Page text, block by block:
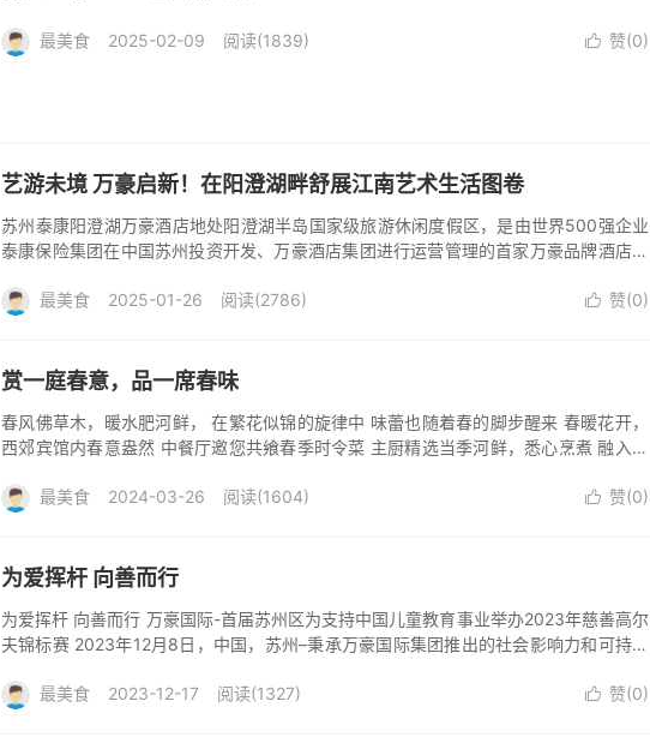
 赞(0)
最美食 2025-02-09 阅读(1839)
艺游未境 万豪启新！在阳澄湖畔舒展江南艺术生活图卷
苏州泰康阳澄湖万豪酒店地处阳澄湖半岛国家级旅游休闲度假区，是由世界500强企业
泰康保险集团在中国苏州投资开发、万豪酒店集团进行运营管理的首家万豪品牌酒店，
是一处...
 赞(0)
最美食 2025-01-26 阅读(2786)
赏一庭春意，品一席春味
春风佛草木，暖水肥河鲜， 在繁花似锦的旋律中 味蕾也随着春的脚步醒来 春暖花开，
西郊宾馆内春意盎然 中餐厅邀您共飨春季时令菜 主厨精选当季河鲜，悉心烹煮 融入春
 赞(0)
最美食 2024-03-26 阅读(1604)
为爱挥杆 向善而行
为爱挥杆 向善而行 万豪国际-首届苏州区为支持中国儿童教育事业举办2023年慈善高尔
夫锦标赛 2023年12月8日，中国，苏州–秉承万豪国际集团推出的社会影响力和可持续
 赞(0)
最美食 2023-12-17 阅读(1327)